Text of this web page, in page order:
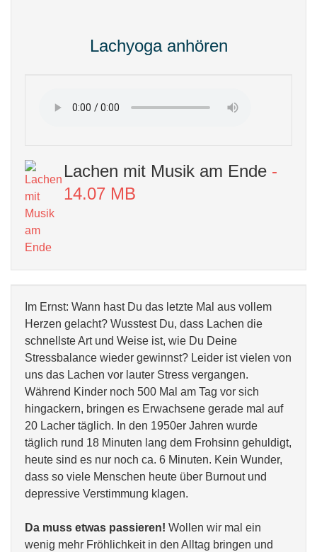
Lachyoga anhören
Lachen mit Musik am Ende -
14.07 MB
Im Ernst: Wann hast Du das letzte Mal aus vollem
Herzen gelacht? Wusstest Du, dass Lachen die
schnellste Art und Weise ist, wie Du Deine
Stressbalance wieder gewinnst? Leider ist vielen von
uns das Lachen vor lauter Stress vergangen.
Während Kinder noch 500 Mal am Tag vor sich
hingackern, bringen es Erwachsene gerade mal auf
20 Lacher täglich. In den 1950er Jahren wurde
täglich rund 18 Minuten lang dem Frohsinn gehuldigt,
heute sind es nur noch ca. 6 Minuten. Kein Wunder,
dass so viele Menschen heute über Burnout und
depressive Verstimmung klagen.
Da muss etwas passieren! Wollen wir mal ein
wenig mehr Fröhlichkeit in den Alltag bringen und